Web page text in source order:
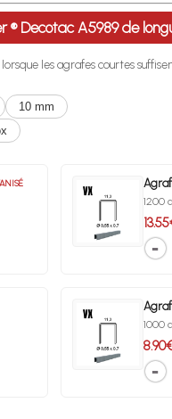
dès l'achat
® Decotac A5989 de
les agrafes courtes
10 mm
1200
1000